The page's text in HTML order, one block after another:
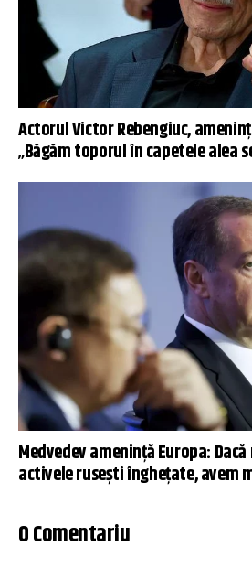
Actorul Victor Rebengiuc,
„Băgăm toporul în capetele alea
Medvedev ameninţă Europa:
activele rusești înghețate, avem
0 Comentariu